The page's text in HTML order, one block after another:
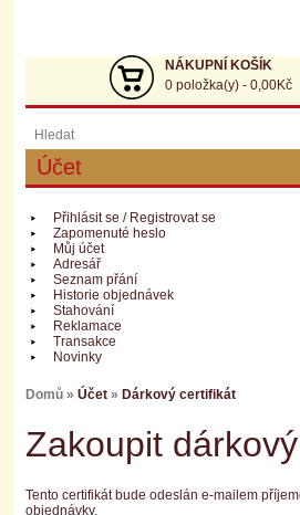
NÁKUPNÍ KOŠÍK
0 položka(y) - 0,00Kč
Účet
Přihlásit se / Registrovat se
Zapomenuté heslo
Můj účet
Adresář
Seznam přání
Historie objednávek
Stahování
Reklamace
Transakce
Novinky
Domů »Účet » Dárkový certifikát
Zakoupit
Tento certifikát bude odeslán e-mailem
objednávky.